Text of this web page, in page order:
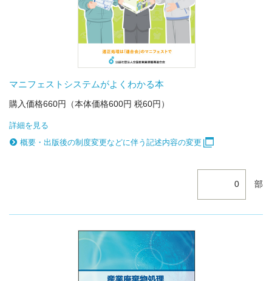
マニフェストシステムがよくわかる本
購入価格660円（本体価格600円 税60円）
詳細を見る
概要・出版後の制度変更などに伴う記述内容の変更
部